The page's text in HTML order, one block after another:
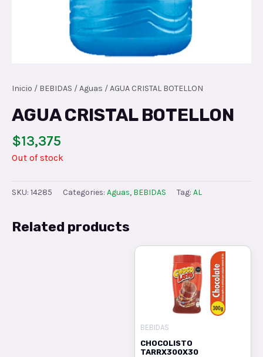
Inicio / BEBIDAS /Aguas / AGUA CRISTAL BOTELLON
AGUA CRISTAL BOTELLON
$13,375
Out of stock
SKU: 14285 Categories: Aguas, BEBIDAS Tag: AL
Related products
BEBIDAS
CHOCOLISTO
TARRX300X30